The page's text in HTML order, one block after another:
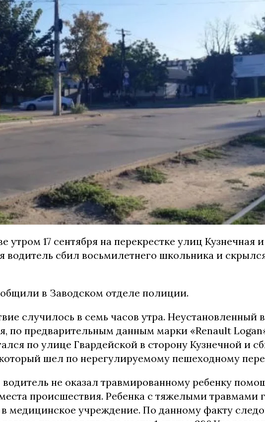
утром 17 сентября на перекрестке улиц Кузнечная и
водитель сбил восьмилетнего школьника и
в Заводском отделе полиции.
случилось в семь часов утра. Неустановленный
по предварительным данным марки «Renault
по улице Гвардейской в ​​сторону Кузнечной и
шел по нерегулируемому пешеходному
не оказал травмированному ребенку
происшествия. Ребенка с тяжелыми травмами
медицинское учреждение. По данному факту